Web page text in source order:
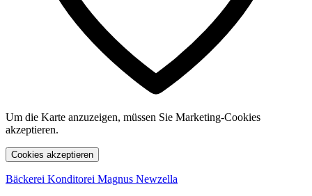
Um die Karte anzuzeigen, müssen Sie Marketing-Cookies
akzeptieren.
Cookies akzeptieren
Bäckerei Konditorei Magnus Newzella